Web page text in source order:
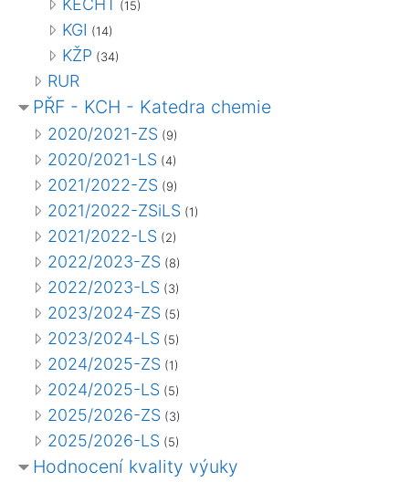
KECHT (15)
KGI (14)
KŽP (34)
RUR
PŘF - KCH - Katedra chemie
2020/2021-ZS (9)
2020/2021-LS (4)
2021/2022-ZS (9)
2021/2022-ZSiLS (1)
2021/2022-LS (2)
2022/2023-ZS (8)
2022/2023-LS (3)
2023/2024-ZS (5)
2023/2024-LS (5)
2024/2025-ZS (1)
2024/2025-LS (5)
2025/2026-ZS (3)
2025/2026-LS (5)
Hodnocení kvality výuky